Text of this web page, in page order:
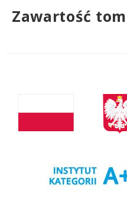
Zawartość